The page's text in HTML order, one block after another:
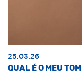
25.03.26
QUAL É O MEU